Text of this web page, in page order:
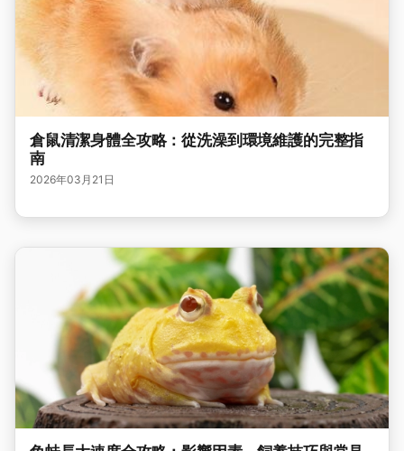
倉鼠清潔身體全攻略：從洗澡到環境維護的完整指
南
2026年03月21日